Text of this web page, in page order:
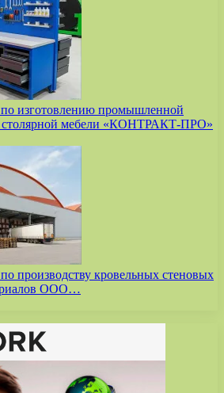
изготовлению промышленной
столярной мебели «КОНТРАКТ-ПРО»
производству кровельных стеновых
ООО…